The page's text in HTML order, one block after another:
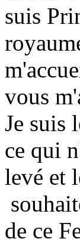
suis
vous
Je suis
ce qui
levé et
de ce